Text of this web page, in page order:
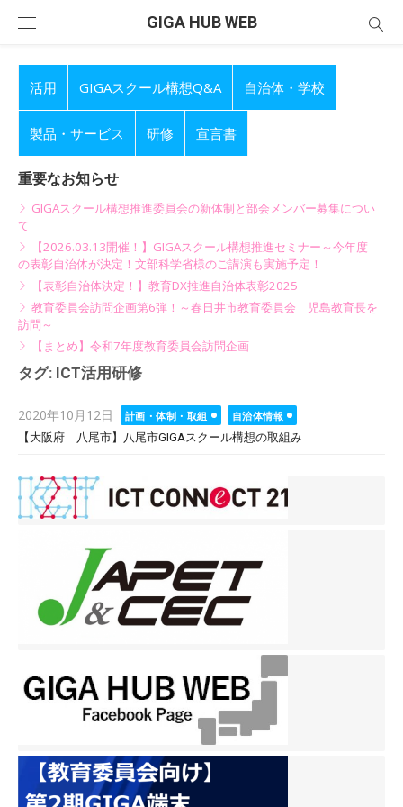
GIGA HUB WEB
活用 GIGAスクール構想Q&A 自治体・学校
製品・サービス 研修 宣言書
重要なお知らせ
GIGAスクール構想推進委員会の新体制と部会メンバー募集につい
て
【2026.03.13開催！】GIGAスクール構想推進セミナー～今年度
の表彰自治体が決定！文部科学省様のご講演も実施予定！
【表彰自治体決定！】教育DX推進自治体表彰2025
教育委員会訪問企画第6弾！～春日井市教育委員会 児島教育長を
訪問～
【まとめ】令和7年度教育委員会訪問企画
タグ: ICT活用研修
Posted
on
2020年10月12日 計画・体制・取組
自治体情報
【大阪府 八尾市】八尾市GIGAスクール構想の取組み